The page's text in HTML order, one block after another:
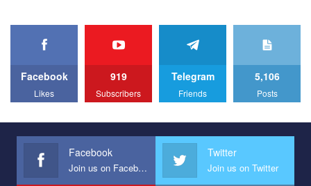
We appeal to your support and ask to help us implement our plan
All you have to do is to press "Like" below the video.
Эмоционально сильный ролик от команды "Гей-альянс
представляющий программу развития организации.
Мы просим вас поддержать нас и помочь нам реализовать
наш план по борьбе с насилием и дискриминацией на почве
Facebook
Likes
919
Subscribers
Telegram
Friends
5,106
Posts
Facebook
Join us on Facebook
Twitter
Join us on Twitter